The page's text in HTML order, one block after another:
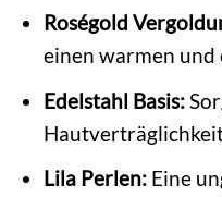
Roségold
einen warmen und
Edelstahl Basis:
Lila Perlen:Eine